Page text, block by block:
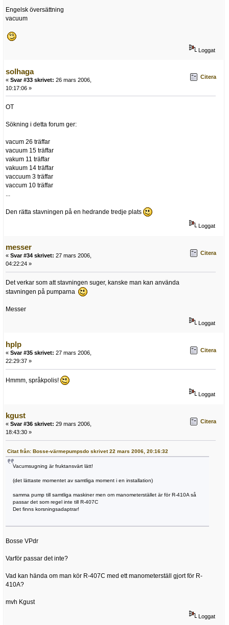
Engelsk översättning
vacuum
Loggat
solhaga
« Svar #33 skrivet: 26 mars 2006,
10:17:06 »
Citera
OT
Sökning i detta forum ger:
vacum 26 träffar
vacuum 15 träffar
vakum 11 träffar
vakuum 14 träffar
vaccuum 3 träffar
vaccum 10 träffar
...
Den rätta stavningen på en hedrande tredje plats
Loggat
messer
« Svar #34 skrivet: 27 mars 2006,
04:22:24 »
Citera
Det verkar som att stavningen suger, kanske man kan använda
stavningen på pumparna
Messer
Loggat
hplp
« Svar #35 skrivet: 27 mars 2006,
22:29:37 »
Citera
Hmmm, språkpolis!
Loggat
kgust
« Svar #36 skrivet: 29 mars 2006,
18:43:30 »
Citera
Citat från: Bosse-värmepumpsdo skrivet 22 mars 2006, 20:16:32
Vacumsugning är fruktansvärt lätt!
(det lättaste momentet av samtliga moment i en installation)
samma pump till samtliga maskiner men om manometerstället är för R-410A så
passar det som regel inte till R-407C
Det finns korsningsadaptrar!
Bosse VPdr
Varför passar det inte?
Vad kan hända om man kör R-407C med ett manometerställ gjort för R-
410A?
mvh Kgust
Loggat